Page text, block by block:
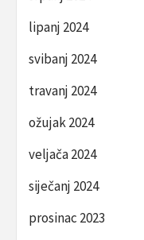
lipanj 2024
svibanj 2024
travanj 2024
ožujak 2024
veljača 2024
siječanj 2024
prosinac 2023